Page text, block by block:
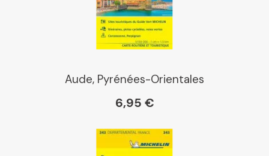
E Leclerc
Aude, Pyrénées-Orientales
6,95 €